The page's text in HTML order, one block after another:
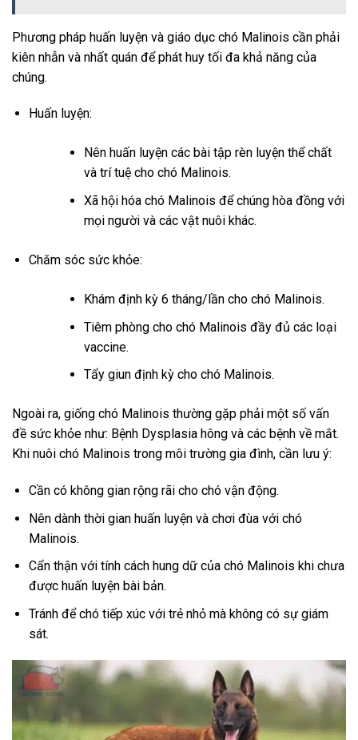
Phương pháp huấn luyện và giáo dục chó Malinois cần phải
kiên nhẫn và nhất quán để phát huy tối đa khả năng của
chúng.
Huấn luyện:
Nên huấn luyện các bài tập rèn luyện thể chất
và trí tuệ cho chó Malinois.
Xã hội hóa chó Malinois để chúng hòa đồng với
mọi người và các vật nuôi khác.
Chăm sóc sức khỏe:
Khám định kỳ 6 tháng/lần cho chó Malinois.
Tiêm phòng cho chó Malinois đầy đủ các loại
vaccine.
Tẩy giun định kỳ cho chó Malinois.
Ngoài ra, giống chó Malinois thường gặp phải một số vấn
đề sức khỏe như: Bệnh Dysplasia hông và các bệnh về mắt.
Khi nuôi chó Malinois trong môi trường gia đình, cần lưu ý:
Cần có không gian rộng rãi cho chó vận động.
Nên dành thời gian huấn luyện và chơi đùa với chó
Malinois.
Cẩn thận với tính cách hung dữ của chó Malinois khi chưa
được huấn luyện bài bản.
Tránh để chó tiếp xúc với trẻ nhỏ mà không có sự giám
sát.